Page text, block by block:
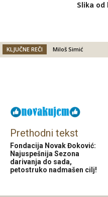
Slika od
KLJUČNE REČI Miloš Simić
Prethodni tekst
Fondacija Novak Đoković:
Najuspešnija Sezona
darivanja do sada,
petostruko nadmašen cilj!